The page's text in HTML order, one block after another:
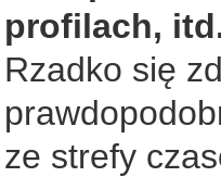
profilach,
Rzadko się
ze strefy